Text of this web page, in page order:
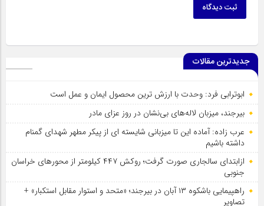
ثبت دیدگاه
جدیدترین مقالات
ابوترابی فرد: وحدت با ارزش ترین محصول ایمان و عمل است
بیرجند، میزبان لاله‌های بی‌نشان در روز عزای مادر
عرب زاده: آماده این تا میزبانی شایسته ای از پیکر مطهر شهدای گمنام
داشته باشیم
ازابتدای سالجاری صورت گرفت؛ روکش ۴۴۷ کیلومتر از محورهای خراسان
جنوبی
راهپیمایی باشکوه ۱۳ آبان در بیرجند؛ «متحد و استوار مقابل استکبار» +
تصاویر